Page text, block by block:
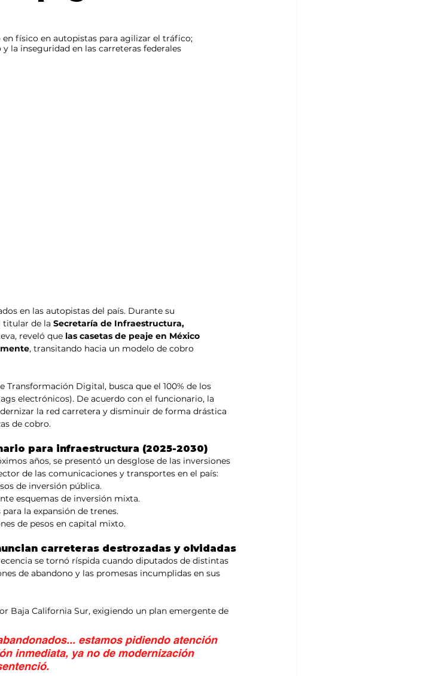
físico en autopistas para agilizar el tráfico;
la inseguridad en las carreteras federales
en las autopistas del país. Durante su
titular de la Secretaría de Infraestructura,
reveló que las casetas de peaje en México
, transitando hacia un modelo de cobro
Transformación Digital, busca que el 100% de los
electrónicos). De acuerdo con el funcionario, la
la red carretera y disminuir de forma drástica
de cobro.
para infraestructura (2025-2030)
años, se presentó un desglose de las inversiones
de las comunicaciones y transportes en el país:
de inversión pública.
esquemas de inversión mixta.
la expansión de trenes.
de pesos en capital mixto.
carreteras destrozadas y olvidadas
se tornó ríspida cuando diputados de distintas
de abandono y las promesas incumplidas en sus
Baja California Sur, exigiendo un plan emergente de
estamos pidiendo atención
inmediata, ya no de modernización